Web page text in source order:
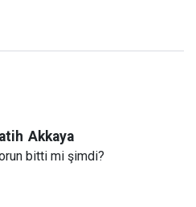
Akkaya
bitti mi şimdi?